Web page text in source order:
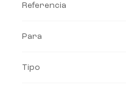
Referencia
Para
Tipo